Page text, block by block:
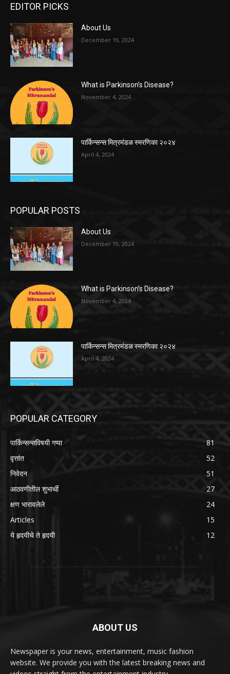
EDITOR PICKS
About Us
December 19, 2024
What is Parkinson’s Disease?
November 4, 2024
पार्किन्सन्स मित्रमंडळ स्मरणिका २०२४
April 4, 2024
POPULAR POSTS
About Us
December 19, 2024
What is Parkinson’s Disease?
November 4, 2024
पार्किन्सन्स मित्रमंडळ स्मरणिका २०२४
April 4, 2024
POPULAR CATEGORY
पार्किन्सन्सविषयी गप्पा
81
वृत्तांत
52
निवेदन
51
आठवणीतील शुभार्थी
27
क्षण भारावलेले
24
Articles
15
ये हृदयीचे ते हृदयी
12
ABOUT US
Newspaper is your news, entertainment, music fashion
website. We provide you with the latest breaking news and